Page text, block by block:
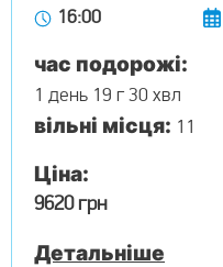
16:00
час подорожі:
1 день 19 г 30 хвл
вільні місця: 11
Ціна:
9620 грн
Детальніше